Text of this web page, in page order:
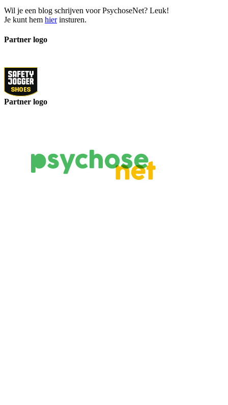
Wil je een blog schrijven voor PsychoseNet? Leuk!
Je kunt hem hierinsturen.
Partner logo
Partner logo